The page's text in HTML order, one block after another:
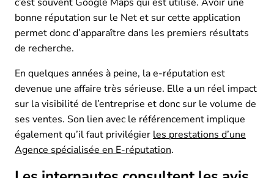
bonne réputation sur le Net et sur cette application
permet donc d’apparaître dans les premiers résultats
de recherche.
En quelques années à peine, la e-réputation est
devenue une affaire très sérieuse. Elle a un réel impact
sur la visibilité de l’entreprise et donc sur le volume de
ses ventes. Son lien avec le référencement implique
également qu’il faut privilégier les prestations d’une
Agence spécialisée en E-réputation.